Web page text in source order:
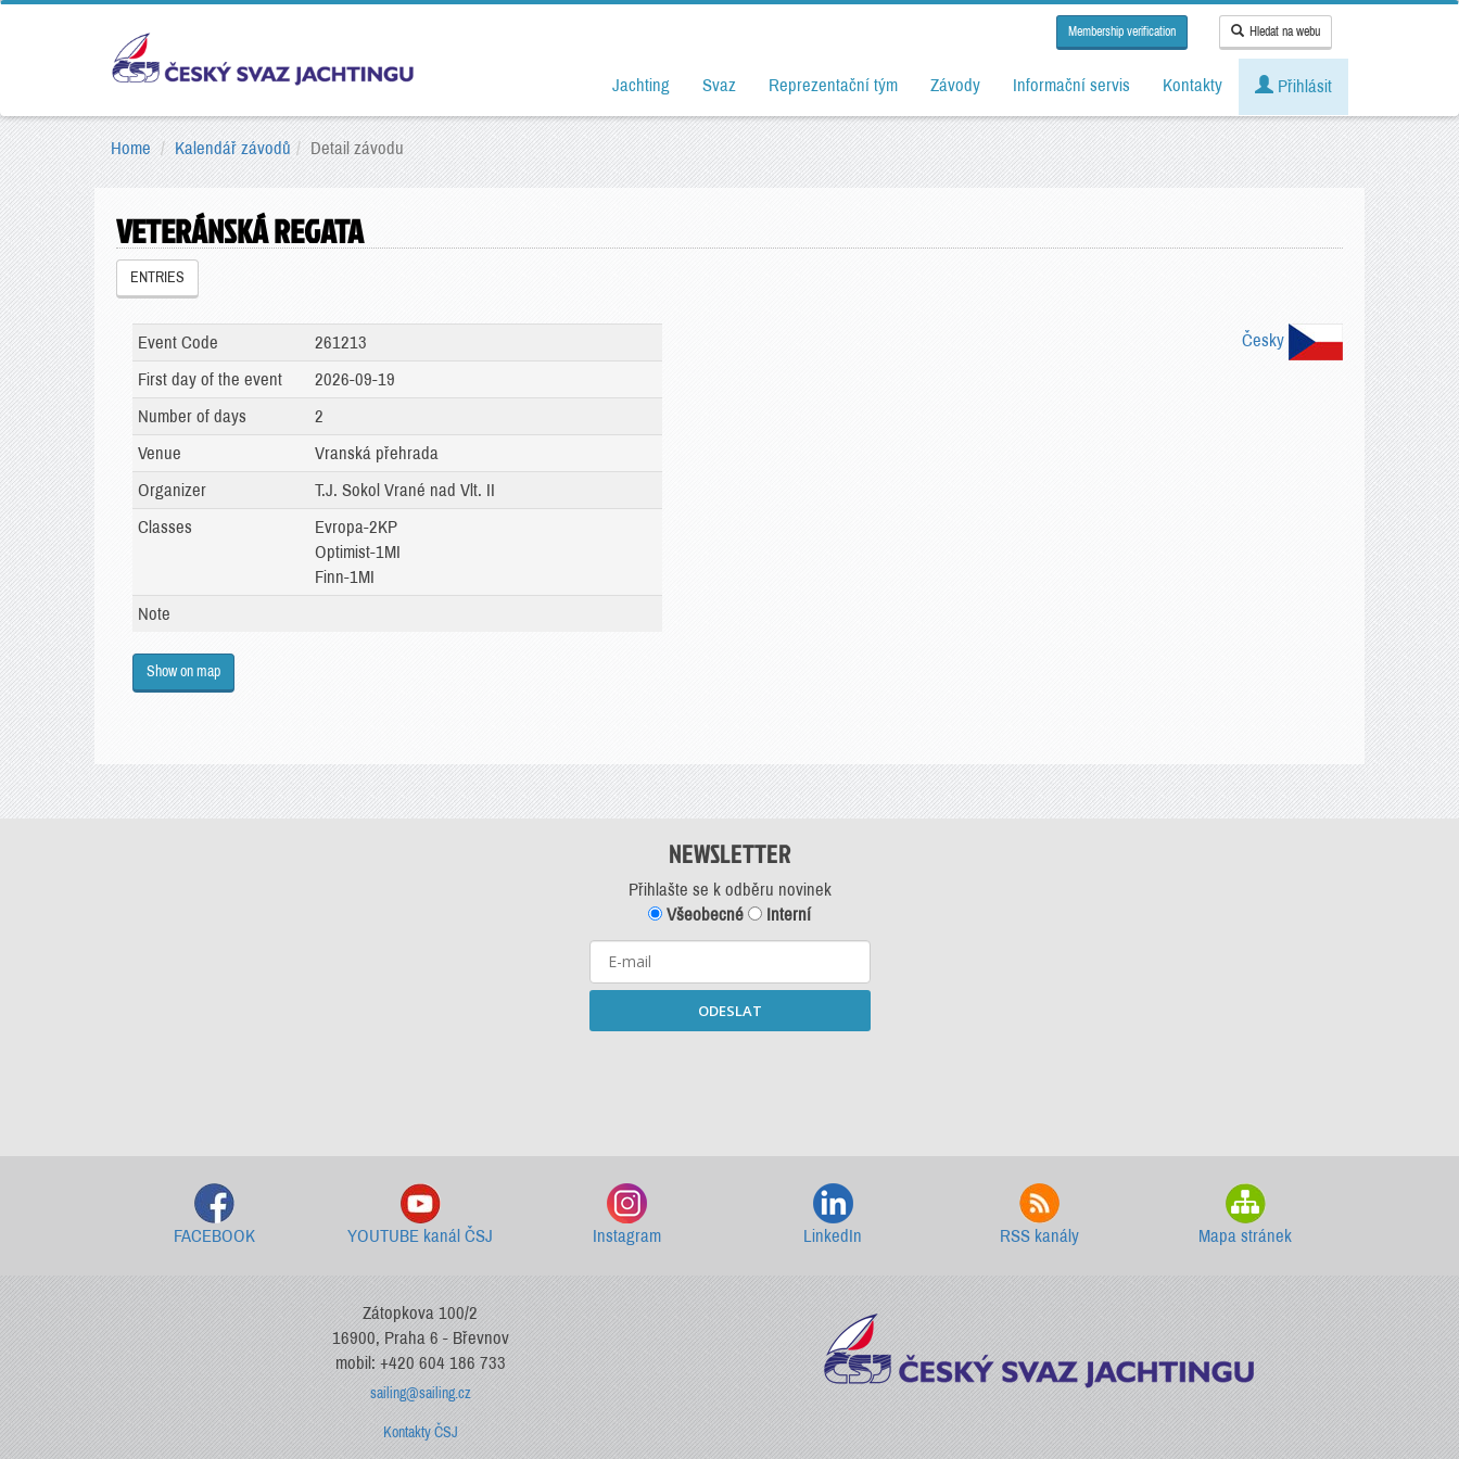
Membership verification Hledat na webu
Jachting Svaz Reprezentační tým Závody Informační servis Kontakty Přihlásit
Home Kalendář závodů Detail závodu
VETERÁNSKÁ REGATA
ENTRIES
Česky
Event Code
261213
First day of the event
2026-09-19
Number of days
2
Venue
Vranská přehrada
Organizer
T.J. Sokol Vrané nad Vlt. II
Classes
Evropa-2KP
Optimist-1MI
Finn-1MI
Note
Show on map
NEWSLETTER
Přihlašte se k odběru novinek
Všeobecné
Interní
ODESLAT
FACEBOOK YOUTUBE kanál ČSJ Instagram LinkedIn RSS kanály Mapa stránek
Zátopkova 100/2
16900, Praha 6 - Břevnov
mobil: +420 604 186 733
sailing@sailing.cz
Kontakty ČSJ